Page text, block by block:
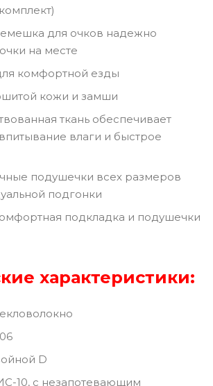
для очков надежно
на месте
комфортной езды
кожи и замши
ткань обеспечивает
влаги и быстрое
подушечки всех размеров
подгонки
подкладка и подушечки
характеристики:
D
10, с незапотевающим